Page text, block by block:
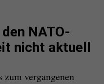
NATO-
nicht aktuell
vergangenen